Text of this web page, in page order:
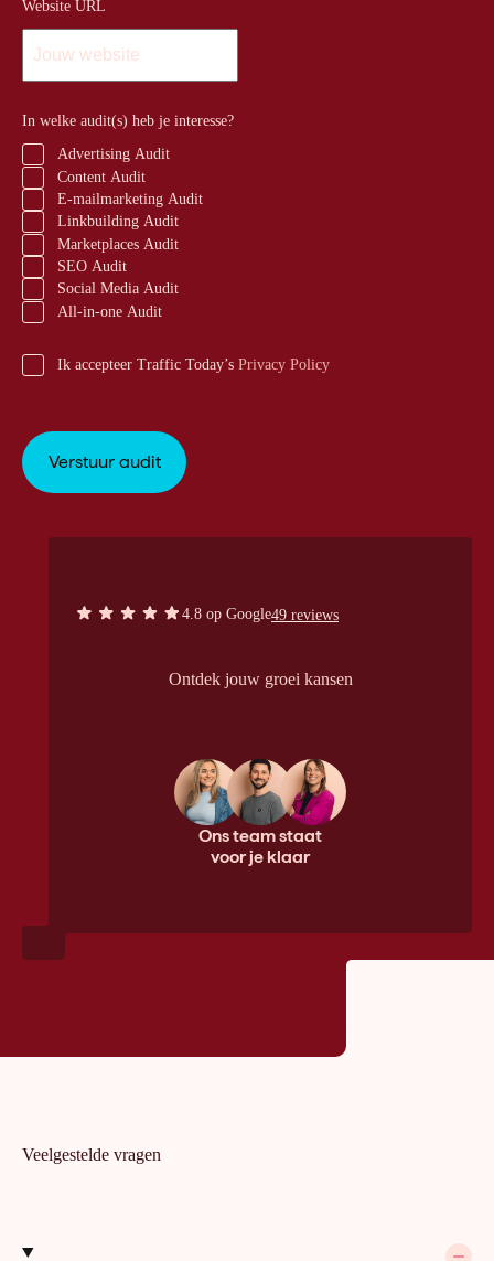
Website URL
In welke audit(s) heb je interesse?
Advertising Audit
Content Audit
E-mailmarketing Audit
Linkbuilding Audit
Marketplaces Audit
SEO Audit
Social Media Audit
All-in-one Audit
Ik accepteer Traffic Today’s Privacy Policy
4.8 op Google49 reviews
Ontdek jouw groei kansen
Ons team staat
voor je klaar
Veelgestelde vragen